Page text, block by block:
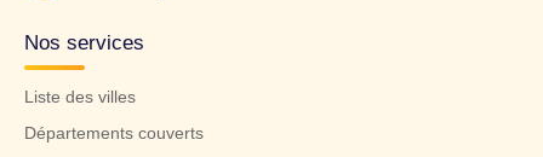
Nos services
Liste des villes
Départements couverts